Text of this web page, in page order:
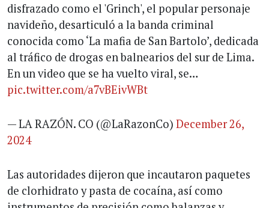
disfrazado como el 'Grinch', el popular personaje
navideño, desarticuló a la banda criminal
conocida como ‘La mafia de San Bartolo’, dedicada
al tráfico de drogas en balnearios del sur de Lima.
En un video que se ha vuelto viral, se…
pic.twitter.com/a7vBEivWBt
— LA RAZÓN. CO (@LaRazonCo) December 26,
2024
Las autoridades dijeron que incautaron paquetes
de clorhidrato y pasta de cocaína, así como